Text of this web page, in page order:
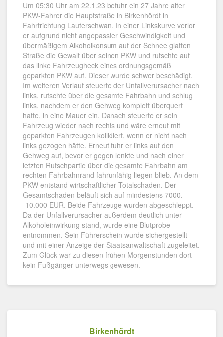
Um 05:30 Uhr am 22.1.23 befuhr ein 27 Jahre alter
PKW-Fahrer die Hauptstraße in Birkenhördt in
Fahrtrichtung Lauterschwan. In einer Linkskurve verlor
er aufgrund nicht angepasster Geschwindigkeit und
übermäßigem Alkoholkonsum auf der Schnee glatten
Straße die Gewalt über seinen PKW und rutschte auf
das linke Fahrzeugheck eines ordnungsgemäß
geparkten PKW auf. Dieser wurde schwer beschädigt.
Im weiteren Verlauf steuerte der Unfallverursacher nach
links, rutschte über die gesamte Fahrbahn und schlug
links, nachdem er den Gehweg komplett überquert
hatte, in eine Mauer ein. Danach steuerte er sein
Fahrzeug wieder nach rechts und wäre erneut mit
geparkten Fahrzeugen kollidiert, wenn er nicht nach
links gezogen hätte. Erneut fuhr er links auf den
Gehweg auf, bevor er gegen lenkte und nach einer
letzten Rutschpartie über die gesamte Fahrbahn am
rechten Fahrbahnrand fahrunfähig liegen blieb. An dem
PKW entstand wirtschaftlicher Totalschaden. Der
Gesamtschaden beläuft sich auf mindestens 7000.-
-10.000 EUR. Beide Fahrzeuge wurden abgeschleppt.
Da der Unfallverursacher außerdem deutlich unter
Alkoholeinwirkung stand, wurde eine Blutprobe
entnommen. Sein Führerschein wurde sichergestellt
und mit einer Anzeige der Staatsanwaltschaft zugeleitet.
Zum Glück war zu diesen frühen Morgenstunden dort
kein Fußgänger unterwegs gewesen.
Birkenhördt